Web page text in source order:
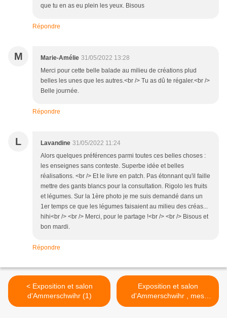
que tu en as eu plein les yeux. Bisous
Répondre
M Marie-Amélie 31/05/2022 13:28
Merci pour cette belle balade au milieu de créations plud
belles les unes que les autres.<br /> Tu as dû te régaler.<br />
Belle journée.
Répondre
L Lavandine 31/05/2022 11:24
Alors quelques préférences parmi toutes ces belles choses :
les enseignes sans conteste. Superbe idée et belles
réalisations. <br /> Et le livre en patch. Pas étonnant qu'il faille
mettre des gants blancs pour la consultation. Rigolo les fruits
et légumes. Sur la 1ère photo je me suis demandé dans un
1er temps ce que les légumes faisaient au milieu des créas...
hihi<br /> <br /> Merci, pour le partage !<br /> <br /> Bisous et
bon mardi.
Répondre
< Exposition et salon
d'Ammerschwihr (1)
Exposition et salon
d'Ammerschwihr , mes
achats >